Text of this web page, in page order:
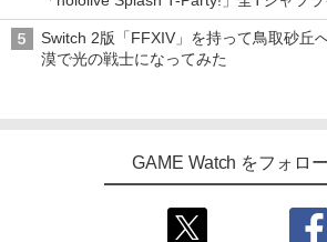
ライン販売開始
Switch 2版「FFXIV」を持って鳥取砂丘
漠で光の戦士になってみた
GAME Watch をフォロ